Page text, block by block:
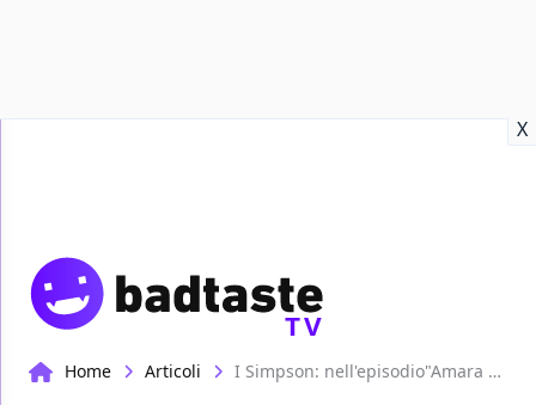
X
TV
Home Articoli I Simpson: nell'episodio"Amara Casa Mia" c'è un dettaglio che era sfuggito anche a uno degli sceneggiatori